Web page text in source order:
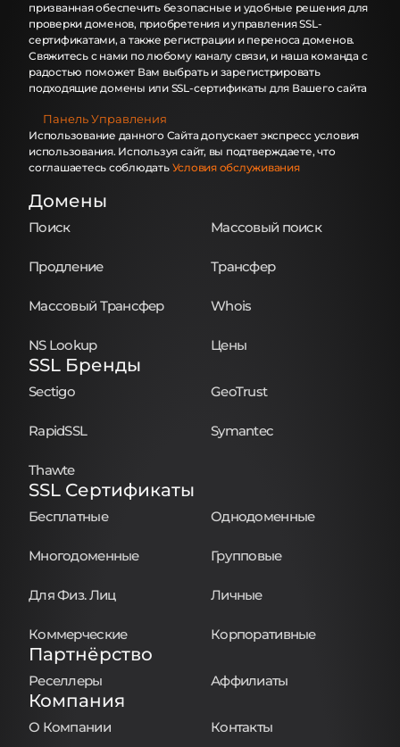
призванная обеспечить безопасные и удобные решения для
проверки доменов, приобретения и управления SSL-
сертификатами, а также регистрации и переноса доменов.
Свяжитесь с нами по любому каналу связи, и наша команда с
радостью поможет Вам выбрать и зарегистрировать
подходящие домены или SSL-сертификаты для Вашего сайта
Панель Управления
Использование данного Сайта допускает экспресс условия
использования. Используя сайт, вы подтверждаете, что
соглашаетесь соблюдать Условия обслуживания
Домены
Поиск Массовый поиск
Продление Трансфер
Массовый Трансфер Whois
NS Lookup Цены
SSL Бренды
Sectigo GeoTrust
RapidSSL Symantec
Thawte
SSL Сертификаты
Бесплатные Однодоменные
Многодоменные Групповые
Для Физ. Лиц Личные
Коммерческие Корпоративные
Партнёрство
Реселлеры Аффилиаты
Компания
О Компании Контакты